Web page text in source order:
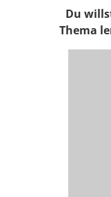
Du
Thema